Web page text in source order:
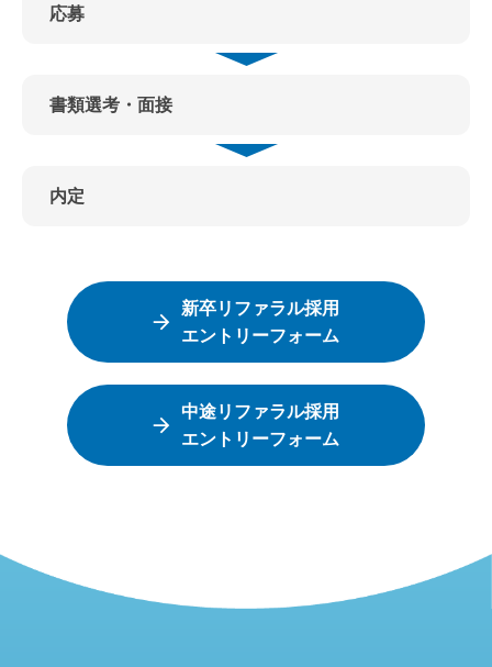
応募
書類選考・面接
内定
新卒リファラル採用
エントリーフォーム
中途リファラル採用
エントリーフォーム